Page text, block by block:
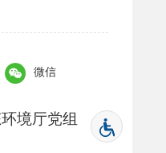
微信
境厅党组